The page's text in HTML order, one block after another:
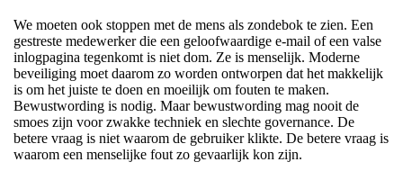
We moeten ook stoppen met de mens als zondebok te zien. Een
gestreste medewerker die een geloofwaardige e-mail of een valse
inlogpagina tegenkomt is niet dom. Ze is menselijk. Moderne
beveiliging moet daarom zo worden ontworpen dat het makkelijk
is om het juiste te doen en moeilijk om fouten te maken.
Bewustwording is nodig. Maar bewustwording mag nooit de
smoes zijn voor zwakke techniek en slechte governance. De
betere vraag is niet waarom de gebruiker klikte. De betere vraag is
waarom een menselijke fout zo gevaarlijk kon zijn.